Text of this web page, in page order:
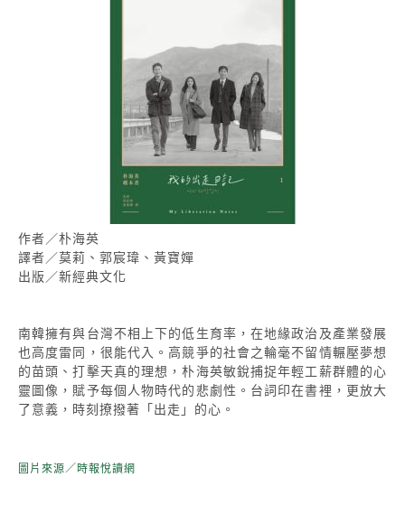
作者／朴海英
譯者／莫莉、郭宸瑋、黃寶嬋
出版／新經典文化
南韓擁有與台灣不相上下的低生育率，在地緣政治及產業發展
也高度雷同，很能代入。高競爭的社會之輪毫不留情輾壓夢想
的苗頭、打擊天真的理想，朴海英敏銳捕捉年輕工薪群體的心
靈圖像，賦予每個人物時代的悲劇性。台詞印在書裡，更放大
了意義，時刻撩撥著「出走」的心。
圖片來源／時報悅讀網